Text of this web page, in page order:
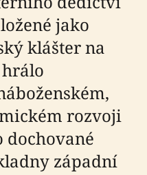
jako
klášter na
rozvoji
dochované
západní